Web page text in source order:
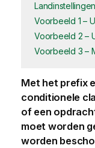
Landinstellingen
Voorbeeld 1 –
Voorbeeld 2 –
Voorbeeld 3 –
Met het prefix
conditionele
of een
moet worden
worden